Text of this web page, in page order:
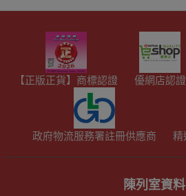
【正版正貨】商標認證 優網店認證
政府物流服務署註冊供應商 精
陳列室資料